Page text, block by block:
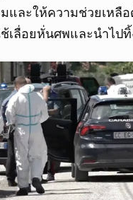
และให้ความช่วยเหลื
ช้เลื่อยหั่นศพและนำไป